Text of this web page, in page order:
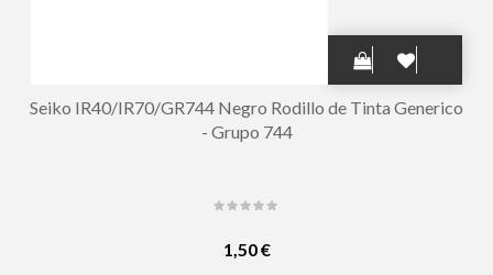
Seiko IR40/IR70/GR744 Negro Rodillo de Tinta Generico
- Grupo 744
1,50 €